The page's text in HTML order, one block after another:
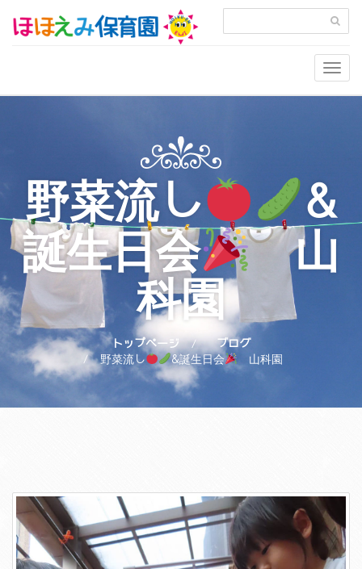
野菜流し
&
誕生日会
山
科園
トップページ
ブログ
野菜流し
&誕生日会 山科園